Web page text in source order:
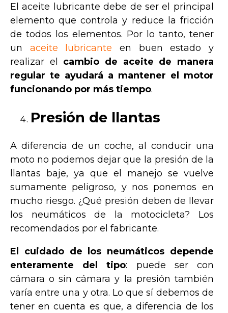
El aceite lubricante debe de ser el principal
elemento que controla y reduce la fricción
de todos los elementos. Por lo tanto, tener
un aceite lubricante en buen estado y
realizar el cambio de aceite de manera
regular te ayudará a mantener el motor
funcionando por más tiempo.
Presión de llantas
A diferencia de un coche, al conducir una
moto no podemos dejar que la presión de la
llantas baje, ya que el manejo se vuelve
sumamente peligroso, y nos ponemos en
mucho riesgo. ¿Qué presión deben de llevar
los neumáticos de la motocicleta? Los
recomendados por el fabricante.
El cuidado de los neumáticos depende
enteramente del tipo: puede ser con
cámara o sin cámara y la presión también
varía entre una y otra. Lo que sí debemos de
tener en cuenta es que, a diferencia de los